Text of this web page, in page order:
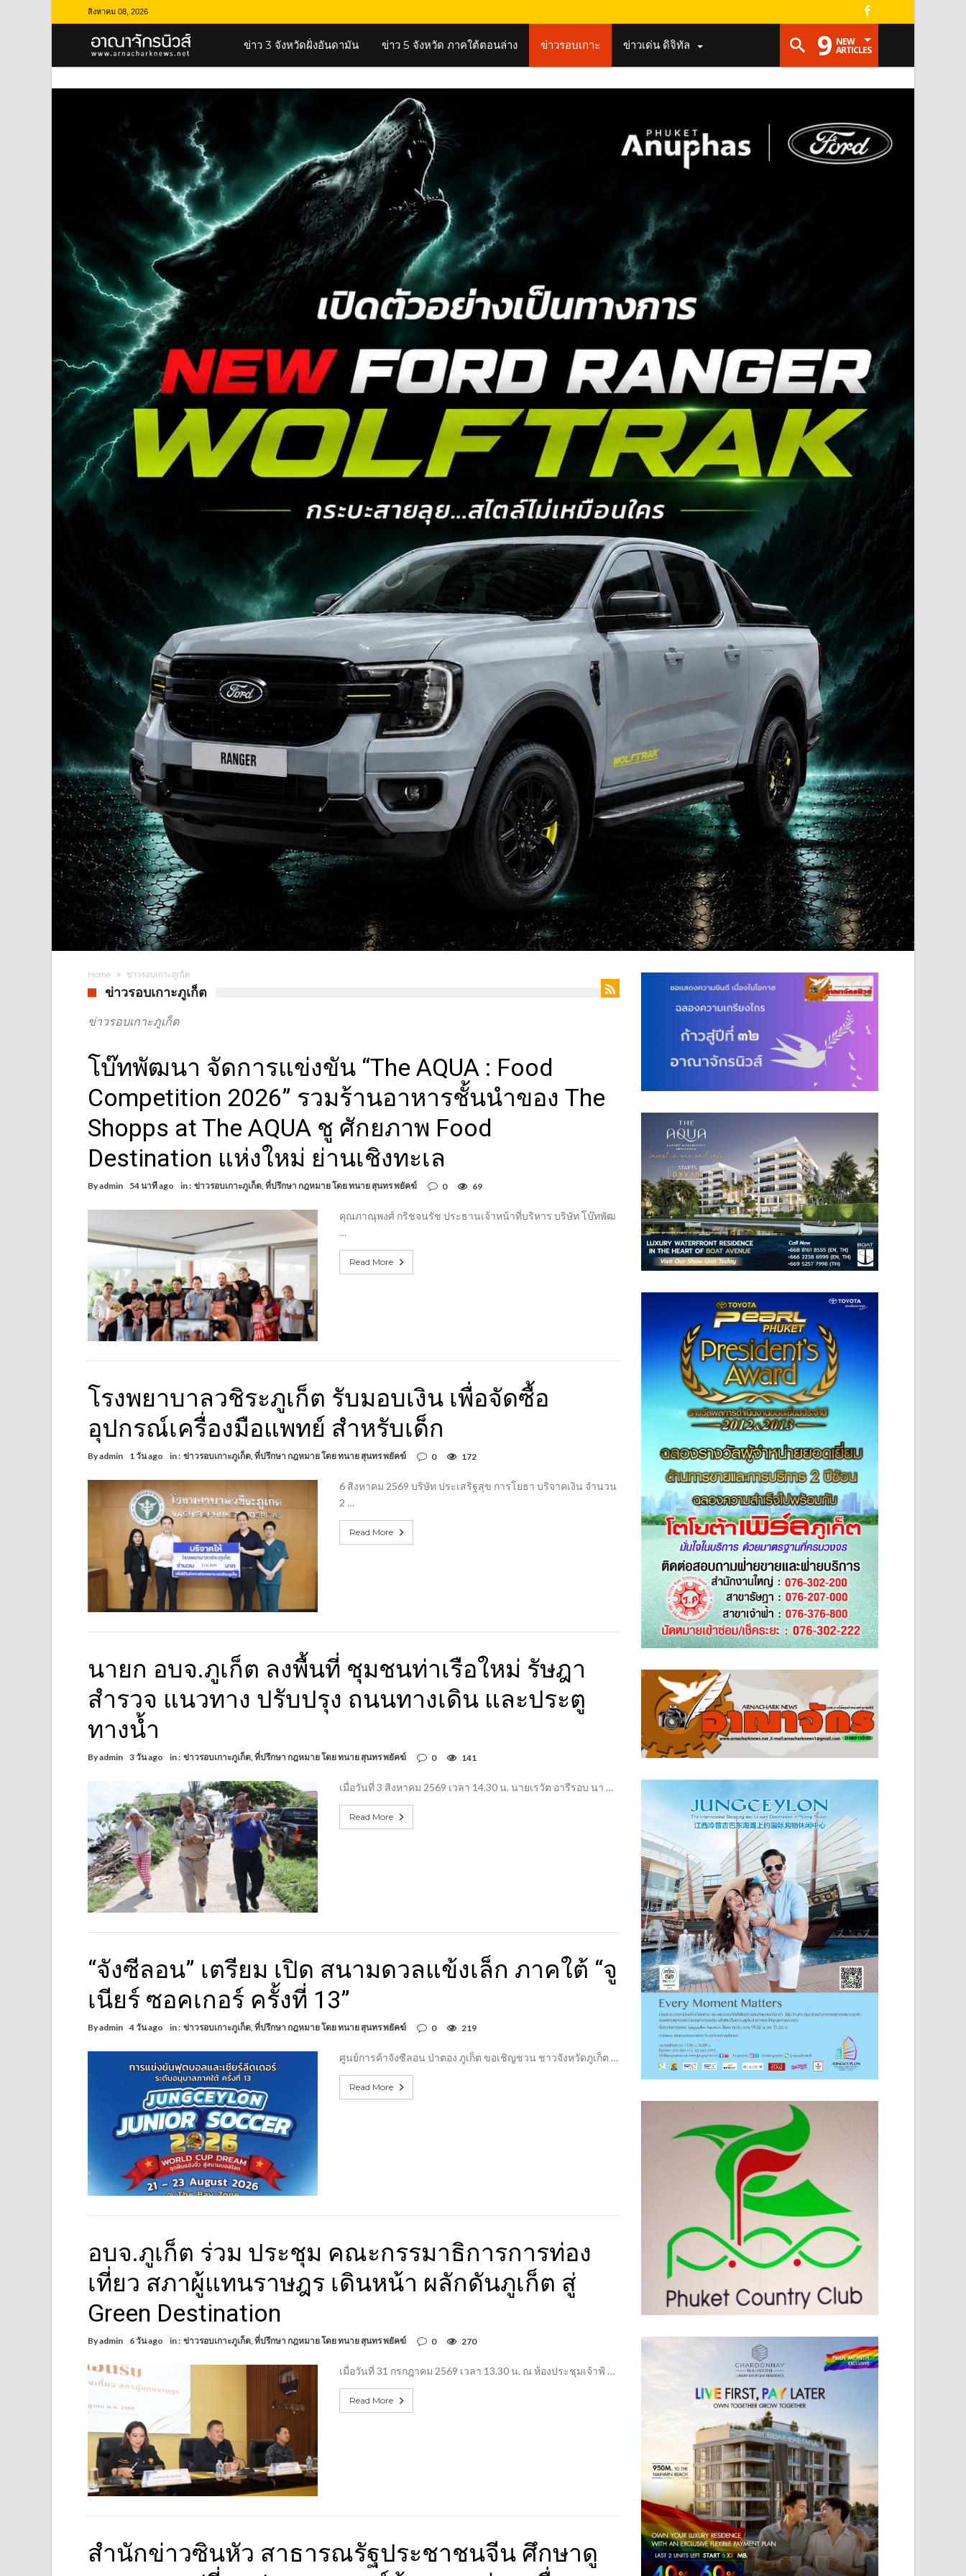
สิงหาคม 08, 2026
ข่าว 3 จังหวัดฝั่งอันดามัน ข่าว 5 จังหวัด ภาคใต้ตอนล่าง ข่าวรอบเกาะ ข่าวเด่น ดิจิทัล 9 NEW
ARTICLES
Home ข่าวรอบเกาะภูเก็ต
ข่าวรอบเกาะภูเก็ต
ข่าวรอบเกาะภูเก็ต
โบ๊ทพัฒนา จัดการแข่งขัน “The AQUA : Food
Competition 2026” รวมร้านอาหารชั้นนำของ The
Shopps at The AQUA ชู ศักยภาพ Food
Destination แห่งใหม่ ย่านเชิงทะเล
Byadmin 54 นาที ago in : ข่าวรอบเกาะภูเก็ต,ที่ปรึกษา กฎหมาย โดย ทนาย สุนทร พยัคฆ์ 0 69
คุณภาณุพงศ์ กริชจนรัช ประธานเจ้าหน้าที่บริหาร บริษัท โบ๊ทพัฒ
…
Read More
โรงพยาบาลวชิระภูเก็ต รับมอบเงิน เพื่อจัดซื้อ
อุปกรณ์เครื่องมือแพทย์ สำหรับเด็ก
Byadmin 1 วัน ago in : ข่าวรอบเกาะภูเก็ต,ที่ปรึกษา กฎหมาย โดย ทนาย สุนทร พยัคฆ์ 0 172
6 สิงหาคม 2569 บริษัท ประเสริฐสุข การโยธา บริจาคเงิน จำนวน
2 …
Read More
นายก อบจ.ภูเก็ต ลงพื้นที่ ชุมชนท่าเรือใหม่ รัษฎา
สำรวจ แนวทาง ปรับปรุง ถนนทางเดิน และประตู
ทางน้ำ
Byadmin 3 วัน ago in : ข่าวรอบเกาะภูเก็ต ที่ปรึกษา กฎหมาย โดย ทนาย สุนทร พยัคฆ์ 0 141
เมื่อวันที่ 3 สิงหาคม 2569 เวลา 14.30 น. นายเรวัต อารีรอบ นา …
Read More
“จังซีลอน” เตรียม เปิด สนามดวลแข้งเล็ก ภาคใต้ “จู
เนียร์ ซอคเกอร์ ครั้งที่ 13”
Byadmin 4 วัน ago in : ข่าวรอบเกาะภูเก็ต ที่ปรึกษา กฎหมาย โดย ทนาย สุนทร พยัคฆ์ 0 219
ศูนย์การค้าจังซีลอน ป่าตอง ภูเก็ต ขอเชิญชวน ชาวจังหวัดภูเก็ต …
Read More
อบจ.ภูเก็ต ร่วม ประชุม คณะกรรมาธิการการท่อง
เที่ยว สภาผู้แทนราษฎร เดินหน้า ผลักดันภูเก็ต สู่
Green Destination
Byadmin 6 วัน ago in : ข่าวรอบเกาะภูเก็ต,ที่ปรึกษา กฎหมาย โดย ทนาย สุนทร พยัคฆ์ 0 270
เมื่อวันที่ 31 กรกฎาคม 2569 เวลา 13.30 น. ณ ห้องประชุมเจ้าฟ้ …
Read More
สำนักข่าวซินหัว สาธารณรัฐประชาชนจีน ศึกษาดู